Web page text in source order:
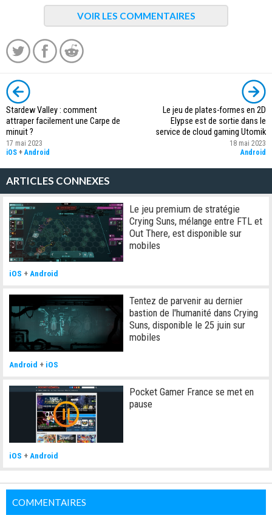
VOIR LES COMMENTAIRES
Stardew Valley : comment
attraper facilement une Carpe de
minuit ?
17 mai 2023
iOS +Android
Le jeu de plates-formes en 2D
Elypse est de sortie dans le
service de cloud gaming Utomik
18 mai 2023
Android
ARTICLES CONNEXES
Le jeu premium de stratégie
Crying Suns, mélange entre FTL et
Out There, est disponible sur
mobiles
iOS + Android
Tentez de parvenir au dernier
bastion de l'humanité dans Crying
Suns, disponible le 25 juin sur
mobiles
Android + iOS
Pocket Gamer France se met en
pause
iOS + Android
COMMENTAIRES